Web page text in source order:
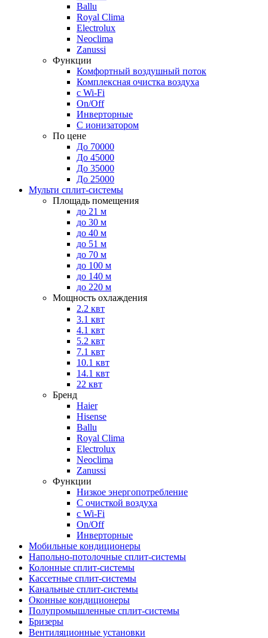
Ballu
Royal Clima
Electrolux
Neoclima
Zanussi
Функции
Комфортный воздушный поток
Комплексная очистка воздуха
с Wi-Fi
On/Off
Инверторные
С ионизатором
По цене
До 70000
До 45000
До 35000
До 25000
Мульти сплит-системы
Площадь помещения
до 21 м
до 30 м
до 40 м
до 51 м
до 70 м
до 100 м
до 140 м
до 220 м
Мощность охлаждения
2.2 квт
3.1 квт
4.1 квт
5.2 квт
7.1 квт
10.1 квт
14.1 квт
22 квт
Бренд
Haier
Hisense
Ballu
Royal Clima
Electrolux
Neoclima
Zanussi
Функции
Низкое энергопотребление
С очисткой воздуха
с Wi-Fi
On/Off
Инверторные
Мобильные кондиционеры
Напольно-потолоч​ные ​сплит-системы
Колонные ​​сплит-системы
Кассетные сплит-системы
Канальные сплит-системы
Оконные кондиционеры
Полупромышленные сплит-системы
Бризеры
Вентиляционные установки